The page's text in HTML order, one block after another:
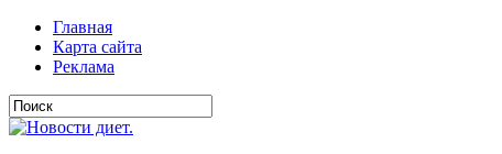
Главная
Карта сайта
Реклама